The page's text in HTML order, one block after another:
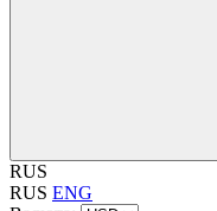
RUS
RUS ENG